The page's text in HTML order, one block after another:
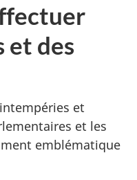
et des
et
et les
emblématique